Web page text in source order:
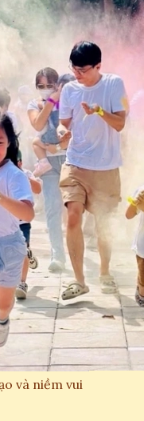
và niềm vui